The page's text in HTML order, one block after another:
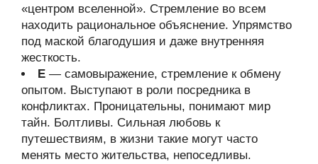
«центром вселенной». Стремление во всем
находить рациональное объяснение. Упрямство
под маской благодушия и даже внутренняя
жесткость.
Е — самовыражение, стремление к обмену
опытом. Выступают в роли посредника в
конфликтах. Проницательны, понимают мир
тайн. Болтливы. Сильная любовь к
путешествиям, в жизни такие могут часто
менять место жительства, непоседливы.